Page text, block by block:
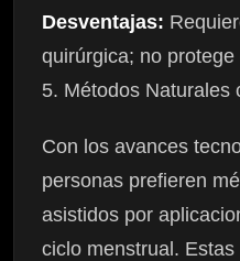
Desventajas:
quirúrgica; no protege
5. Métodos Naturales
Con los avances
personas prefieren
asistidos por
ciclo menstrual.